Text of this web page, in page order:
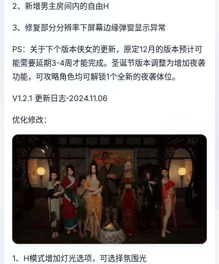
2、新增男主房间内的自由H
3、修复部分分辨率下屏幕边缘弹窗显示异常
PS：关于下个版本侠女的更新，原定12月的版本预计可
能需要延期3-4周才能完成。圣诞节版本调整为增加夜袭
功能，可攻略角色均可解锁1个全新的夜袭体位。
V1.2.1 更新日志-2024.11.06
优化修改：
1、H模式增加灯光选项，可选择氛围光